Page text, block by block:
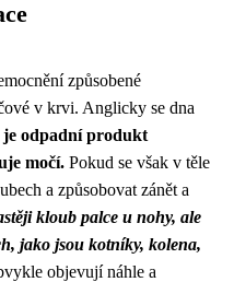
způsobené
v krvi. Anglicky se dna
je odpadní produkt
močí. Pokud se však v těle
a způsobovat zánět a
kloub palce u nohy, ale
jako jsou kotníky, kolena,
objevují náhle a